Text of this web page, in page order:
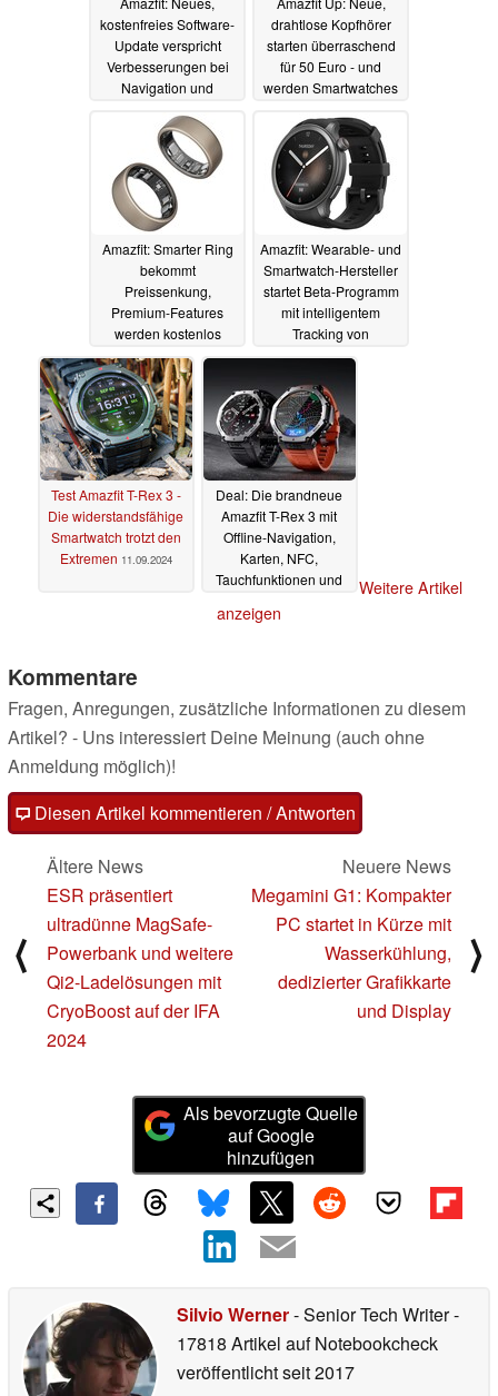
kostenfreies Software-
Update verspricht
Verbesserungen bei
Navigation und
drahtlose Kopfhörer
starten überraschend
für 50 Euro - und
werden Smartwatches
18.10.2024
Amazfit: Smarter Ring
bekommt
Preissenkung,
Premium-Features
werden kostenlos
29.09.2024
Amazfit: Wearable- und
Smartwatch-Hersteller
startet Beta-Programm
mit intelligentem
Tracking von
Mahlzeiten26.09.2024
Test Amazfit T-Rex 3 -
Die widerstandsfähige
Smartwatch trotzt den
Extremen 11.09.2024
Deal: Die brandneue
Amazfit T-Rex 3 mit
Offline-Navigation,
Karten, NFC,
Tauchfunktionen und
bereits günstiger
Weitere Artikel
anzeigen
Kommentare
Fragen, Anregungen, zusätzliche Informationen zu diesem
Artikel? - Uns interessiert Deine Meinung (auch ohne
Anmeldung möglich)!
Diesen Artikel kommentieren / Antworten
⟨
Ältere News
ESR präsentiert
ultradünne MagSafe-
Powerbank und weitere
Qi2-Ladelösungen mit
CryoBoost auf der IFA
2024
Neuere News
Megamini G1: Kompakter
PC startet in Kürze mit
Wasserkühlung,
dedizierter Grafikkarte
und Display
⟩
Als bevorzugte Quelle
auf Google
hinzufügen
Silvio Werner- Senior Tech Writer-
17818 Artikel auf Notebookcheck
veröffentlichtseit 2017